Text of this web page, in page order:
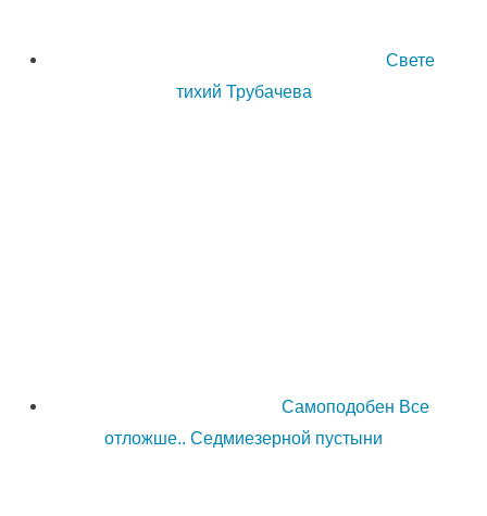
Свете
тихий Трубачева
Самоподобен Все
отложше.. Седмиезерной пустыни